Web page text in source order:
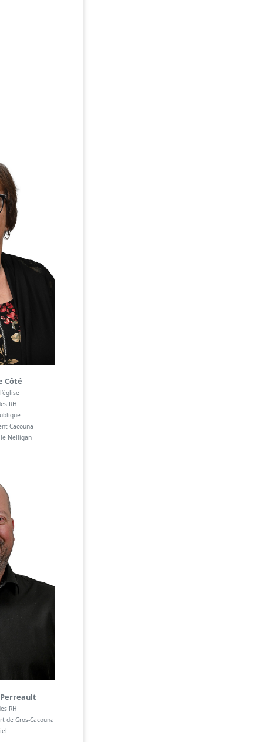
Côté
RH
Cacouna
Nelligan
RH
de Gros-Cacouna